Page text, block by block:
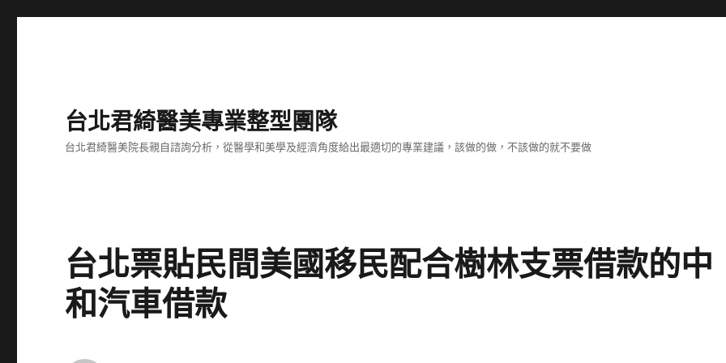
台北君綺醫美專業整型團隊
台北君綺醫美院長親自諮詢分析，從醫學和美學及經濟角度給出最適切的專業建議，該做的做，不該做的就不要做
台北票貼民間美國移民配合樹林支票借款的中
和汽車借款